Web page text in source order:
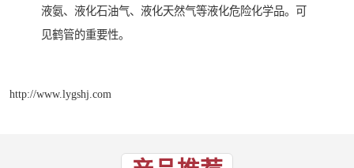
液氨、液化石油气、液化天然气等液化危险化学品。可
见鹤管的重要性。
http://www.lygshj.com